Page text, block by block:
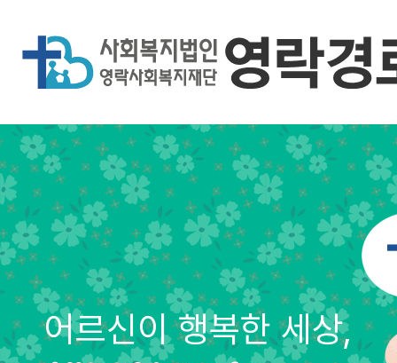
어르신이 행복한 세상,